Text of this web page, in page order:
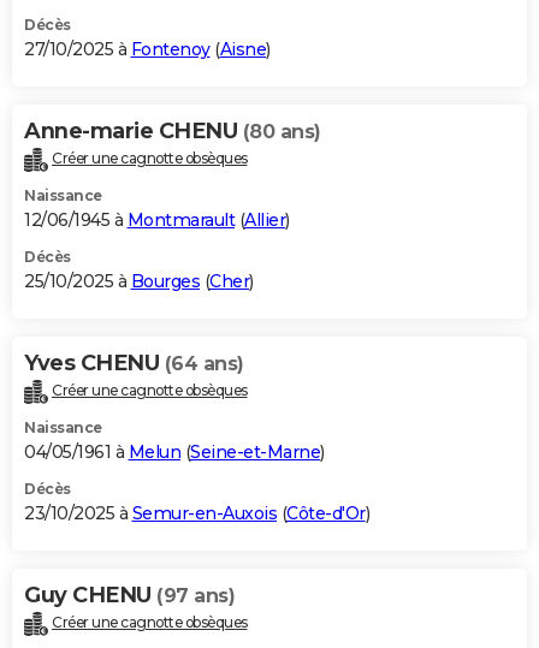
Décès
27/10/2025 à Fontenoy(Aisne)
Anne-marie CHENU (80 ans)
Créer une cagnotte obsèques
Naissance
12/06/1945 à Montmarault(Allier)
Décès
25/10/2025 à Bourges (Cher)
Yves CHENU (64 ans)
Créer une cagnotte obsèques
Naissance
04/05/1961 à Melun (Seine-et-Marne)
Décès
23/10/2025 à Semur-en-Auxois (Côte-d'Or)
Guy CHENU (97 ans)
Créer une cagnotte obsèques